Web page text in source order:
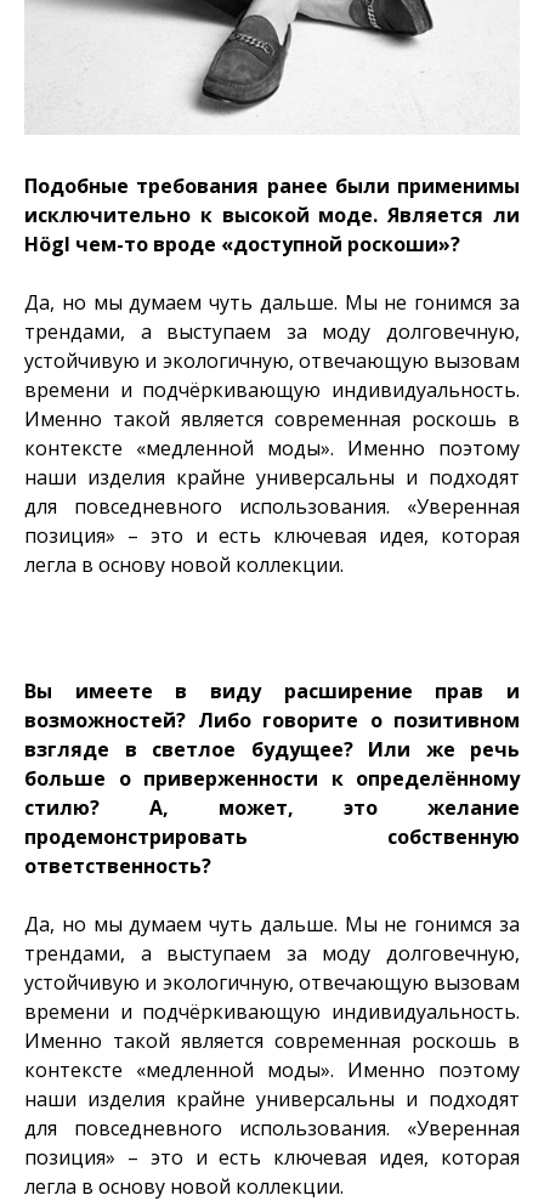
Подобные требования ранее были применимы
исключительно к высокой моде. Является ли
Högl чем-то вроде «доступной роскоши»?
Да, но мы думаем чуть дальше. Мы не гонимся за
трендами, а выступаем за моду долговечную,
устойчивую и экологичную, отвечающую вызовам
времени и подчёркивающую индивидуальность.
Именно такой является современная роскошь в
контексте «медленной моды». Именно поэтому
наши изделия крайне универсальны и подходят
для повседневного использования. «Уверенная
позиция» – это и есть ключевая идея, которая
легла в основу новой коллекции.
Вы имеете в виду расширение прав и
возможностей? Либо говорите о позитивном
взгляде в светлое будущее? Или же речь
больше о приверженности к определённому
стилю? А, может, это желание
продемонстрировать собственную
ответственность?
Да, но мы думаем чуть дальше. Мы не гонимся за
трендами, а выступаем за моду долговечную,
устойчивую и экологичную, отвечающую вызовам
времени и подчёркивающую индивидуальность.
Именно такой является современная роскошь в
контексте «медленной моды». Именно поэтому
наши изделия крайне универсальны и подходят
для повседневного использования. «Уверенная
позиция» – это и есть ключевая идея, которая
легла в основу новой коллекции.